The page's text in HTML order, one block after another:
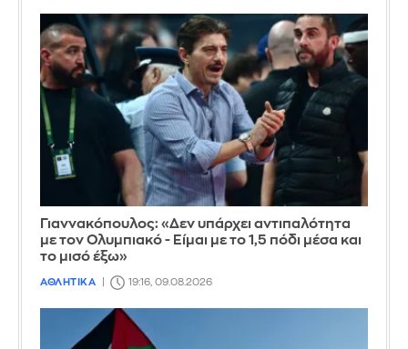
Γιαννακόπουλος: «Δεν υπάρχει αντιπαλότητα
με τον Ολυμπιακό - Είμαι με το 1,5 πόδι μέσα και
το μισό έξω»
ΑΘΛΗΤΙΚΑ 19:16, 09.08.2026